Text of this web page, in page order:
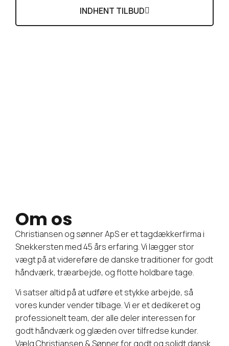
INDHENT TILBUD
Om os
Christiansen og sønner ApS er et tagdækkerfirma i
Snekkersten med 45 års erfaring. Vi lægger stor
vægt på at videreføre de danske traditioner for godt
håndværk, træarbejde, og flotte holdbare tage.
Vi satser altid på at udføre et stykke arbejde, så
vores kunder vender tilbage. Vi er et dedikeret og
professionelt team, der alle deler interessen for
godt håndværk og glæden over tilfredse kunder.
Vælg Christiansen & Sønner for godt og solidt dansk